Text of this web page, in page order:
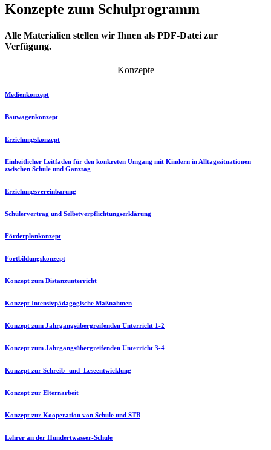
Konzepte zum Schulprogramm
Alle Materialien stellen wir Ihnen als PDF-Datei zur
Verfügung.
Konzepte
Medienkonzept
Bauwagenkonzept
Erziehungskonzept
Einheitlicher Leitfaden für den konkreten Umgang mit Kindern in Alltagssituationen
zwischen Schule und Ganztag
Erziehungsvereinbarung
Schülervertrag und Selbstverpflichtungserklärung
Förderplankonzept
Fortbildungskonzept
Konzept zum Distanzunterricht
Konzept Intensivpädagogische Maßnahmen
Konzept zum Jahrgangsübergreifenden Unterricht 1-2
Konzept zum Jahrgangsübergreifenden Unterricht 3-4
Konzept zur Schreib- und Leseentwicklung
Konzept zur Elternarbeit
Konzept zur Kooperation von Schule und STB
Lehrer an der Hundertwasser-Schule